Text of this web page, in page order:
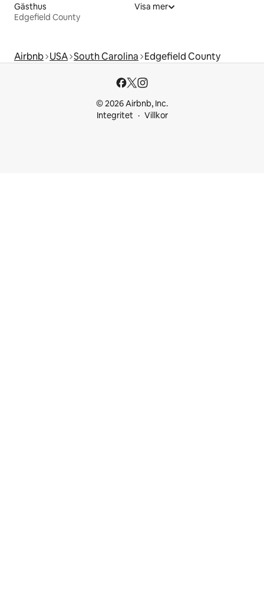
Gästhus
Edgefield County
Visa mer
Airbnb USA South Carolina Edgefield County
© 2026 Airbnb, Inc.
Integritet
Villkor